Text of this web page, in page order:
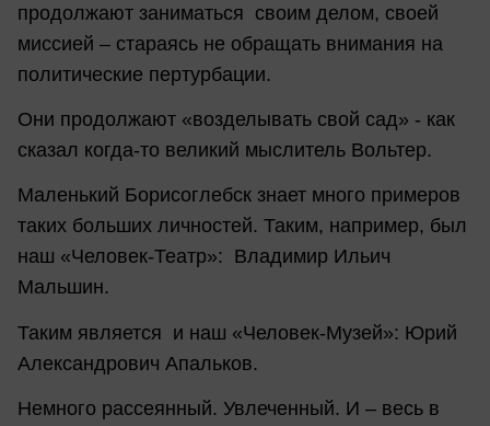
продолжают заниматься своим делом, своей
миссией – стараясь не обращать внимания на
политические пертурбации.
Они продолжают «возделывать свой сад» - как
сказал когда-то великий мыслитель Вольтер.
Маленький Борисоглебск знает много примеров
таких больших личностей. Таким, например, был
наш «Человек-Театр»: Владимир Ильич
Мальшин.
Таким является и наш «Человек-Музей»: Юрий
Александрович Апальков.
Немного рассеянный. Увлеченный. И – весь в